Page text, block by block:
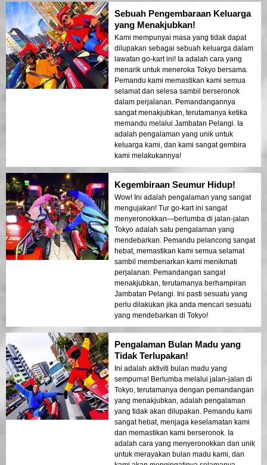
Sebuah Pengembaraan Keluarga
yang Menakjubkan!
Kami mempunyai masa yang tidak dapat
dilupakan sebagai sebuah keluarga dalam
lawatan go-kart ini! Ia adalah cara yang
menarik untuk meneroka Tokyo bersama.
Pemandu kami memastikan kami semua
selamat dan selesa sambil berseronok
dalam perjalanan. Pemandangannya
sangat menakjubkan, terutamanya ketika
memandu melalui Jambatan Pelangi. Ia
adalah pengalaman yang unik untuk
keluarga kami, dan kami sangat gembira
kami melakukannya!
Kegembiraan Seumur Hidup!
Wow! Ini adalah pengalaman yang sangat
mengujakan! Tur go-kart ini sangat
menyeronokkan—berlumba di jalan-jalan
Tokyo adalah satu pengalaman yang
mendebarkan. Pemandu pelancong sangat
hebat, memastikan kami semua selamat
sambil membenarkan kami menikmati
perjalanan. Pemandangan sangat
menakjubkan, terutamanya berhampiran
Jambatan Pelangi. Ini pasti sesuatu yang
perlu dilakukan jika anda mencari sesuatu
yang mendebarkan di Tokyo!
Pengalaman Bulan Madu yang
Tidak Terlupakan!
Ini adalah aktiviti bulan madu yang
sempurna! Berlumba melalui jalan-jalan di
Tokyo, terutamanya dengan pemandangan
yang menakjubkan, adalah pengalaman
yang tidak akan dilupakan. Pemandu kami
sangat hebat, menjaga keselamatan kami
dan memastikan kami berseronok. Ia
adalah cara yang menyeronokkan dan unik
untuk merayakan bulan madu kami, dan